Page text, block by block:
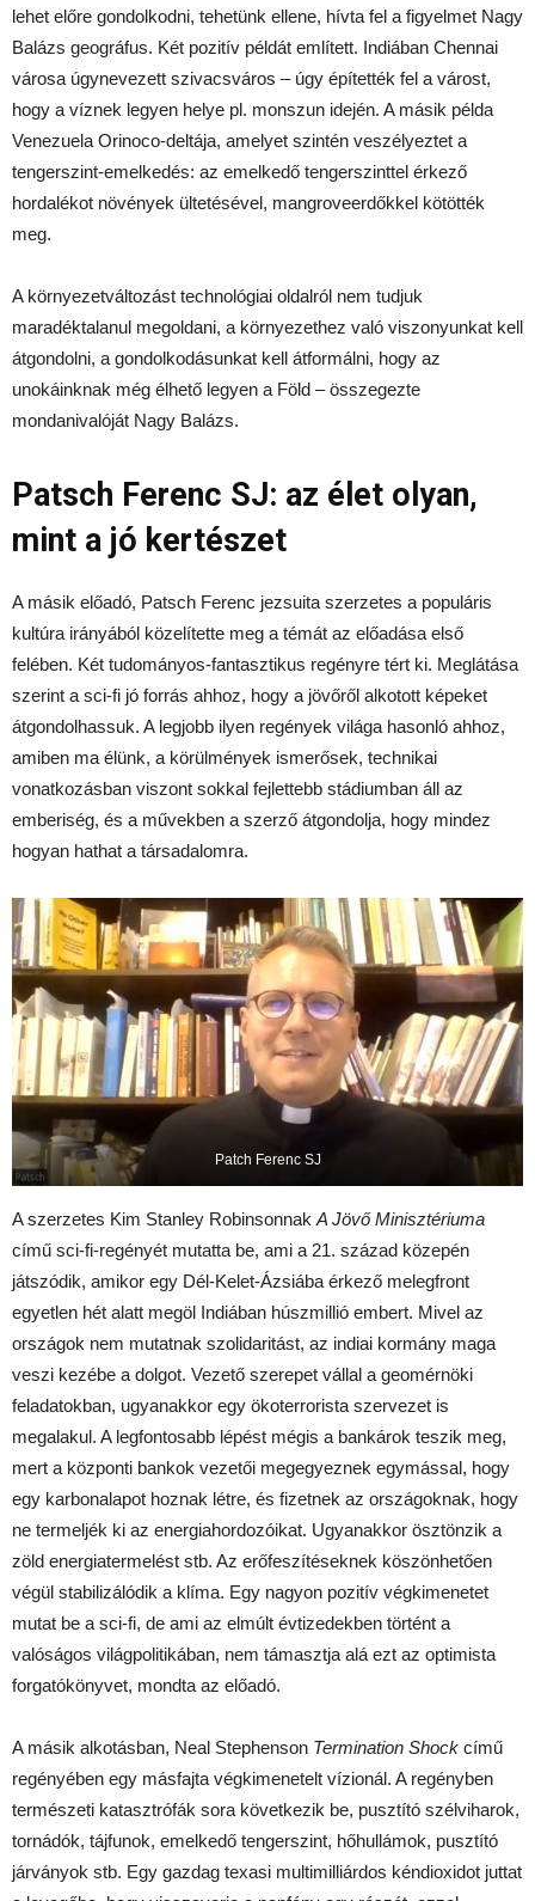
lehet előre gondolkodni, tehetünk ellene, hívta fel a figyelmet Nagy
Balázs geográfus. Két pozitív példát említett. Indiában Chennai
városa úgynevezett szivacsváros – úgy építették fel a várost,
hogy a víznek legyen helye pl. monszun idején. A másik példa
Venezuela Orinoco-deltája, amelyet szintén veszélyeztet a
tengerszint-emelkedés: az emelkedő tengerszinttel érkező
hordalékot növények ültetésével, mangroveerdőkkel kötötték
meg.
A környezetváltozást technológiai oldalról nem tudjuk
maradéktalanul megoldani, a környezethez való viszonyunkat kell
átgondolni, a gondolkodásunkat kell átformálni, hogy az
unokáinknak még élhető legyen a Föld – összegezte
mondanivalóját Nagy Balázs.
Patsch Ferenc SJ: az élet olyan,
mint a jó kertészet
A másik előadó, Patsch Ferenc jezsuita szerzetes a populáris
kultúra irányából közelítette meg a témát az előadása első
felében. Két tudományos-fantasztikus regényre tért ki. Meglátása
szerint a sci-fi jó forrás ahhoz, hogy a jövőről alkotott képeket
átgondolhassuk. A legjobb ilyen regények világa hasonló ahhoz,
amiben ma élünk, a körülmények ismerősek, technikai
vonatkozásban viszont sokkal fejlettebb stádiumban áll az
emberiség, és a művekben a szerző átgondolja, hogy mindez
hogyan hathat a társadalomra.
Patch Ferenc SJ
A szerzetes Kim Stanley Robinsonnak A Jövő Minisztériuma
című sci-fi-regényét mutatta be, ami a 21. század közepén
játszódik, amikor egy Dél-Kelet-Ázsiába érkező melegfront
egyetlen hét alatt megöl Indiában húszmillió embert. Mivel az
országok nem mutatnak szolidaritást, az indiai kormány maga
veszi kezébe a dolgot. Vezető szerepet vállal a geomérnöki
feladatokban, ugyanakkor egy ökoterrorista szervezet is
megalakul. A legfontosabb lépést mégis a bankárok teszik meg,
mert a központi bankok vezetői megegyeznek egymással, hogy
egy karbonalapot hoznak létre, és fizetnek az országoknak, hogy
ne termeljék ki az energiahordozóikat. Ugyanakkor ösztönzik a
zöld energiatermelést stb. Az erőfeszítéseknek köszönhetően
végül stabilizálódik a klíma. Egy nagyon pozitív végkimenetet
mutat be a sci-fi, de ami az elmúlt évtizedekben történt a
valóságos világpolitikában, nem támasztja alá ezt az optimista
forgatókönyvet, mondta az előadó.
A másik alkotásban, Neal Stephenson Termination Shock című
regényében egy másfajta végkimenetelt vízionál. A regényben
természeti katasztrófák sora következik be, pusztító szélviharok,
tornádók, tájfunok, emelkedő tengerszint, hőhullámok, pusztító
járványok stb. Egy gazdag texasi multimilliárdos kéndioxidot juttat